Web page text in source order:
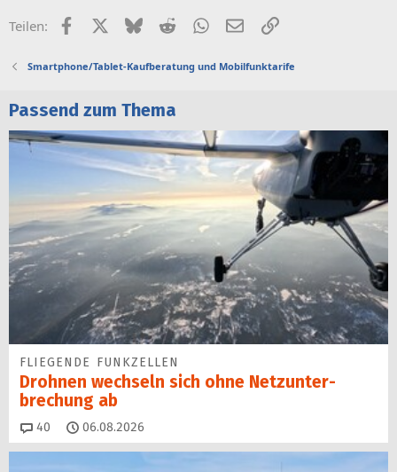
Teilen: FacebookX (Twitter)
BlueskyRedditWhatsApp
E-MailLink
Smartphone/Tablet-Kaufberatung und Mobilfunktarife
Passend zum Thema
FLIEGENDE FUNKZELLEN
Drohnen wechseln sich ohne Netz­unter­
brechung ab
40 Kommentare
06.08.2026